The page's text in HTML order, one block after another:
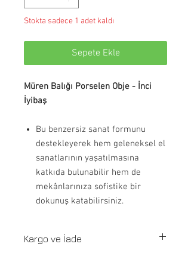
Stokta sadece 1 adet kaldı
Sepete Ekle
Müren Balığı Porselen Obje - İnci
İyibaş
Bu benzersiz sanat formunu
destekleyerek hem geleneksel el
sanatlarının yaşatılmasına
katkıda bulunabilir hem de
mekânlarınıza sofistike bir
dokunuş katabilirsiniz.
Kargo ve İade